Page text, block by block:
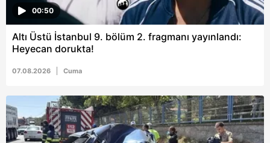
00:50
Altı Üstü İstanbul 9. bölüm 2. fragmanı yayınlandı:
Heyecan dorukta!
07.08.2026 Cuma